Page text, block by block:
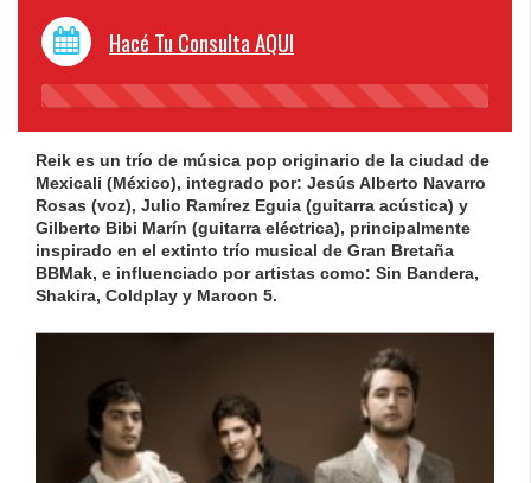
Hacé Tu Consulta AQUI
45%
Reik es un trío de música pop originario de la ciudad de
Mexicali (México), integrado por: Jesús Alberto Navarro
Rosas (voz), Julio Ramírez Eguia (guitarra acústica) y
Gilberto Bibi Marín (guitarra eléctrica), principalmente
inspirado en el extinto trío musical de Gran Bretaña
BBMak, e influenciado por artistas como: Sin Bandera,
Shakira, Coldplay y Maroon 5.